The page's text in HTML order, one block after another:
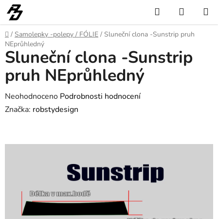
Přejít
na
obsah
Hledat
KOŠÍK
Domů
/ Samolepky -polepy / FÓLIE / Sluneční clona -Sunstrip pruh
NEprůhledný
Sluneční clona -Sunstrip
pruh NEprůhledný
Průměrné
hodnocení
hvězdiček.
Neohodnoceno Podrobnosti hodnocení
Značka: robstydesign